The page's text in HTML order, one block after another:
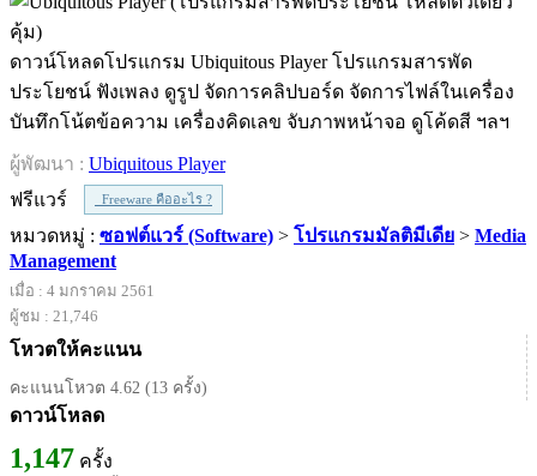
ดาวน์โหลดโปรแกรม Ubiquitous Player โปรแกรมสารพัด
ประโยชน์ ฟังเพลง ดูรูป จัดการคลิปบอร์ด จัดการไฟล์ในเครื่อง
บันทึกโน้ตข้อความ เครื่องคิดเลข จับภาพหน้าจอ ดูโค้ดสี ฯลฯ
ผู้พัฒนา : Ubiquitous Player
ฟรีแวร์
Freeware คืออะไร ?
หมวดหมู่ : ซอฟต์แวร์ (Software) > โปรแกรมมัลติมีเดีย > Media
Management
เมื่อ : 4 มกราคม 2561
ผู้ชม : 21,746
โหวตให้คะแนน
คะแนนโหวต 4.62 (13 ครั้ง)
ดาวน์โหลด
1,147 ครั้ง